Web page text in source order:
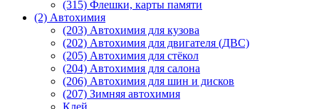
(315) Флешки, карты памяти
(2) Автохимия
(203) Автохимия для кузова
(202) Автохимия для двигателя (ДВС)
(205) Автохимия для стёкол
(204) Автохимия для салона
(206) Автохимия для шин и дисков
(207) Зимняя автохимия
Клей